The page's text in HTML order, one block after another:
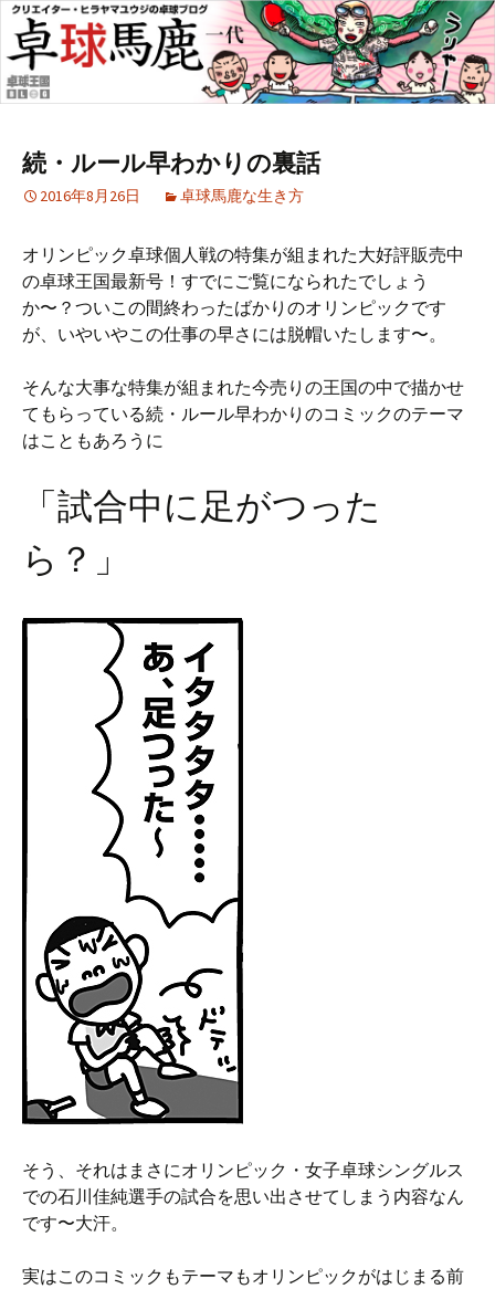
続・ルール早わかりの裏話
2016年8月26日 卓球馬鹿な生き方
オリンピック卓球個人戦の特集が組まれた大好評販売中
の卓球王国最新号！すでにご覧になられたでしょう
か〜？ついこの間終わったばかりのオリンピックです
が、いやいやこの仕事の早さには脱帽いたします〜。
そんな大事な特集が組まれた今売りの王国の中で描かせ
てもらっている続・ルール早わかりのコミックのテーマ
はこともあろうに
「試合中に足がつった
ら？」
そう、それはまさにオリンピック・女子卓球シングルス
での石川佳純選手の試合を思い出させてしまう内容なん
です〜大汗。
実はこのコミックもテーマもオリンピックがはじまる前